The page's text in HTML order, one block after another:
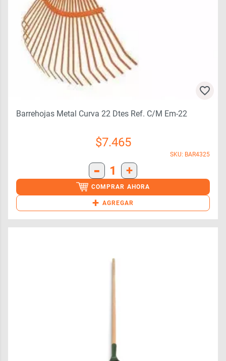
Barrehojas Metal Curva 22 Dtes Ref. C/m Em-22
$7.465
SKU: BAR4325
- 1 +
COMPRAR AHORA
+ AGREGAR